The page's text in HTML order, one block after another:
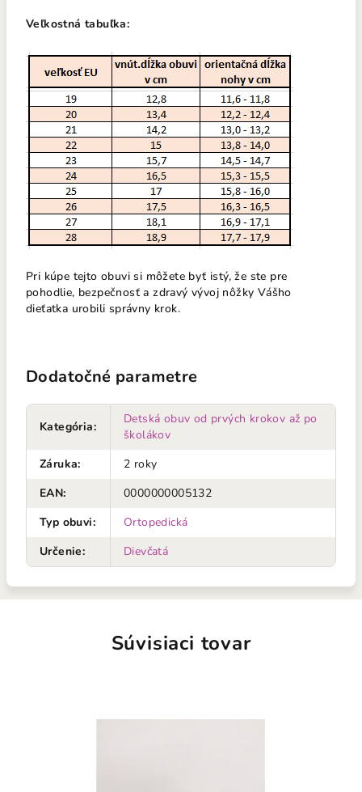
Veľkostná tabuľka:
Pri kúpe tejto obuvi si môžete byť istý, že ste pre
pohodlie, bezpečnosť a zdravý vývoj nôžky Vášho
dieťatka urobili správny krok.
Dodatočné parametre
Kategória:
Detská obuv od prvých krokov až po
školákov
Záruka:
2 roky
EAN:
0000000005132
Typ obuvi:
Ortopedická
Určenie: Dievčatá
Súvisiaci tovar